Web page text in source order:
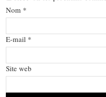
Nom *
E-mail *
Site web